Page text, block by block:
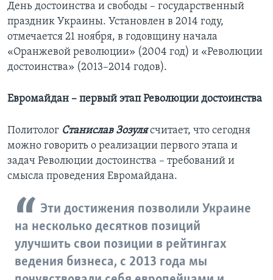
День достоинства и свободы – государственный
праздник Украины. Установлен в 2014 году,
отмечается 21 ноября, в годовщину начала
«Оранжевой революции» (2004 год) и «Революции
достоинства» (2013–2014 годов).
Евромайдан – первый этап Революции достоинства
Политолог Станислав Зозулясчитает, что сегодня
можно говорить о реализации первого этапа и
задач Революции достоинства – требований и
смысла проведения Евромайдана.
Эти достижения позволили Украине
на несколько десятков позиций
улучшить свои позиции в рейтингах
ведения бизнеса, с 2013 года мы